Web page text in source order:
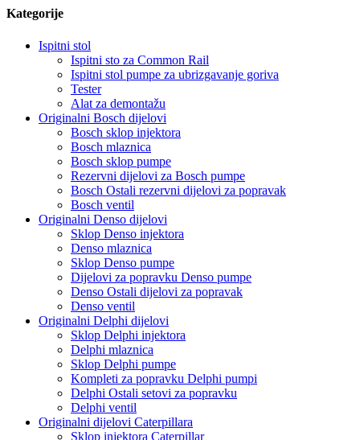
Kategorije
Ispitni stol
Ispitni sto za Common Rail
Ispitni stol pumpe za ubrizgavanje goriva
Tester
Alat za demontažu
Originalni Bosch dijelovi
Bosch sklop injektora
Bosch mlaznica
Bosch sklop pumpe
Rezervni dijelovi za Bosch pumpe
Bosch Ostali rezervni dijelovi za popravak
Bosch ventil
Originalni Denso dijelovi
Sklop Denso injektora
Denso mlaznica
Sklop Denso pumpe
Dijelovi za popravku Denso pumpe
Denso Ostali dijelovi za popravak
Denso ventil
Originalni Delphi dijelovi
Sklop Delphi injektora
Delphi mlaznica
Sklop Delphi pumpe
Kompleti za popravku Delphi pumpi
Delphi Ostali setovi za popravku
Delphi ventil
Originalni dijelovi Caterpillara
Sklop injektora Caterpillar